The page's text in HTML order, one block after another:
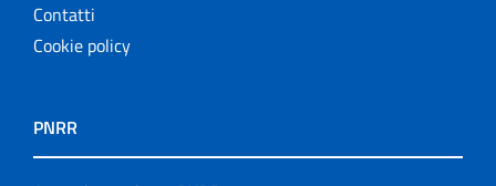
Contatti
Cookie policy
PNRR